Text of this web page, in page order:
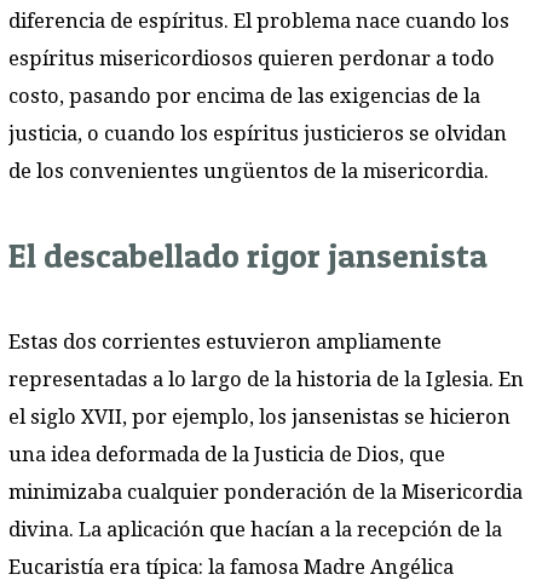
diferencia de espíritus. El problema nace cuando los
espíritus misericordiosos quieren perdonar a todo
costo, pasando por encima de las exigencias de la
justicia, o cuando los espíritus justicieros se olvidan
de los convenientes ungüentos de la misericordia.
El descabellado rigor jansenista
Estas dos corrientes estuvieron ampliamente
representadas a lo largo de la historia de la Iglesia. En
el siglo XVII, por ejemplo, los jansenistas se hicieron
una idea deformada de la Justicia de Dios, que
minimizaba cualquier ponderación de la Misericordia
divina. La aplicación que hacían a la recepción de la
Eucaristía era típica: la famosa Madre Angélica